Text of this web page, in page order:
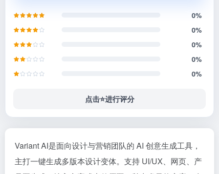
0%
0%
0%
0%
0%
点击⭐️进行评分
Variant AI是面向设计与营销团队的 AI 创意生成工具，
主打一键生成多版本设计变体。支持 UI/UX、网页、产